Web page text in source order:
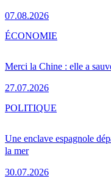
07.08.2026
Merci la Chine : elle a
27.07.2026
ÉCONOMIE
Une enclave espagnole
la mer
30.07.2026
POLITIQUE